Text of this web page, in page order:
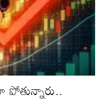
పోతున్నారు..